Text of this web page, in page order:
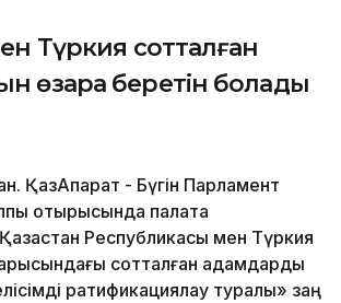
Түркия сотталған
өзара беретін болады
ҚазАқпарат - Бүгін Парламент
отырысында палата
Республикасы мен Түркия
сотталған адамдарды
ратификациялау туралы» заң